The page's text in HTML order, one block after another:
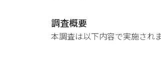
調査概要
本調査は以下内容で実施され